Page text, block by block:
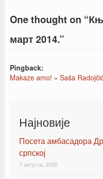
One thought on “
март 2014.”
Pingback:
Makaze amo! « Saša
Најновије
Посета амбасадора
српској
7 августа, 2026